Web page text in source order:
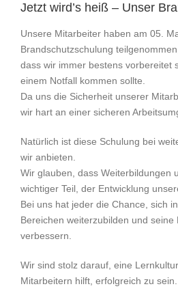
Jetzt wird’s heiß – Unser
Unsere Mitarbeiter haben am 05.
Brandschutzschulung
dass wir immer bestens vorbereitet
einem Notfall kommen sollte.
Da uns die Sicherheit unserer
wir hart an einer sicheren
Natürlich ist diese Schulung bei
wir anbieten.
Wir glauben, dass Weiterbildungen
wichtiger Teil, der Entwicklung
Bei uns hat jeder die Chance, sich
Bereichen weiterzubilden und seine
verbessern.
Wir sind stolz darauf, eine
Mitarbeitern hilft, erfolgreich zu sein.